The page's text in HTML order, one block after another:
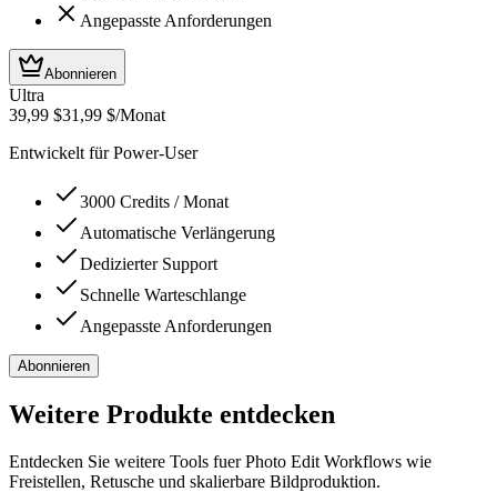
Angepasste Anforderungen
Abonnieren
Ultra
39,99 $31,99 $/Monat
Entwickelt für Power-User
3000 Credits / Monat
Automatische Verlängerung
Dedizierter Support
Schnelle Warteschlange
Angepasste Anforderungen
Abonnieren
Weitere Produkte entdecken
Entdecken Sie weitere Tools fuer Photo Edit Workflows wie
Freistellen, Retusche und skalierbare Bildproduktion.